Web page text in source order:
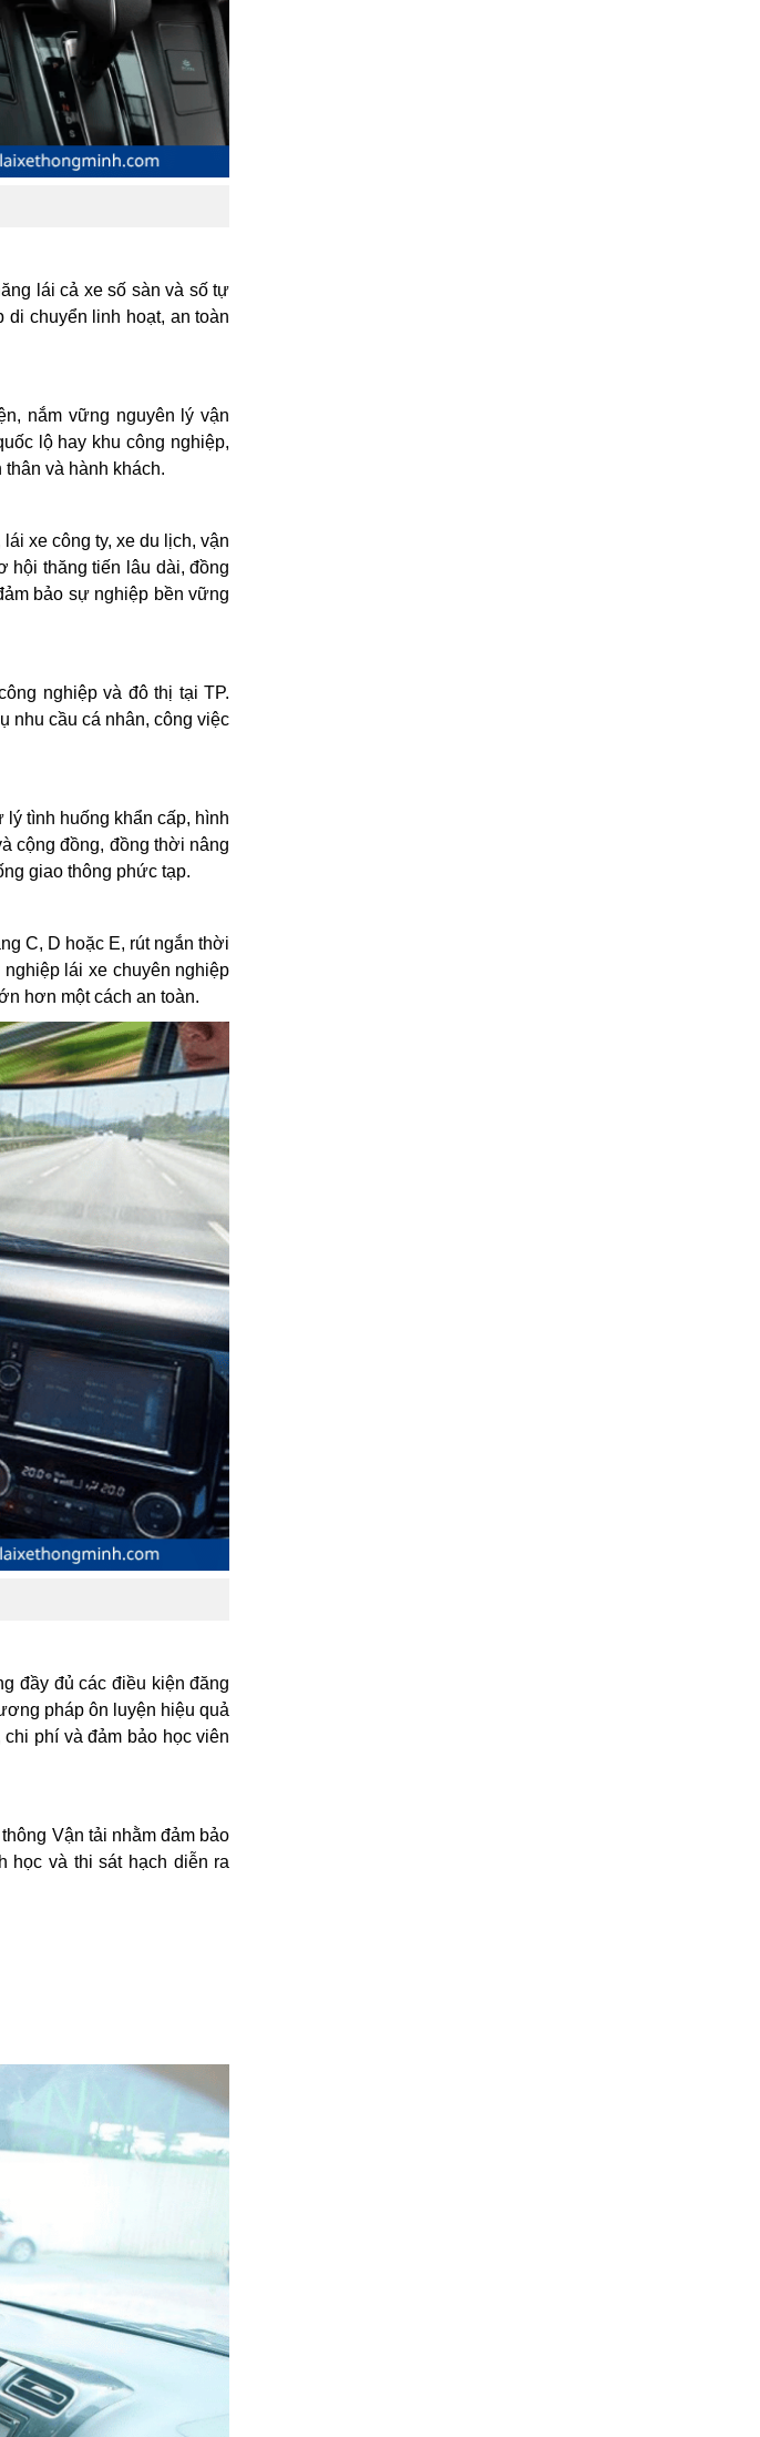
lái cả xe số sàn và số tự
chuyển linh hoạt, an toàn
nắm vững nguyên lý vận
lộ hay khu công nghiệp,
và hành khách.
xe công ty, xe du lịch, vận
hội thăng tiến lâu dài, đồng
bảo sự nghiệp bền vững
nghiệp và đô thị tại TP.
nhu cầu cá nhân, công việc
tình huống khẩn cấp, hình
cộng đồng, đồng thời nâng
giao thông phức tạp.
C, D hoặc E, rút ngắn thời
lái xe chuyên nghiệp
hơn một cách an toàn.
đầy đủ các điều kiện đăng
pháp ôn luyện hiệu quả
phí và đảm bảo học viên
Vận tải nhằm đảm bảo
học và thi sát hạch diễn ra